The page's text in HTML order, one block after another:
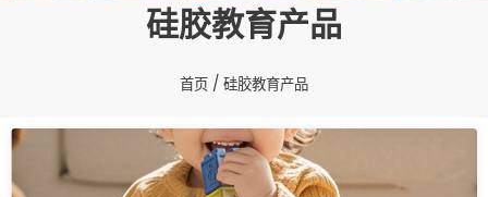
硅胶教育产品
首页 / 硅胶教育产品